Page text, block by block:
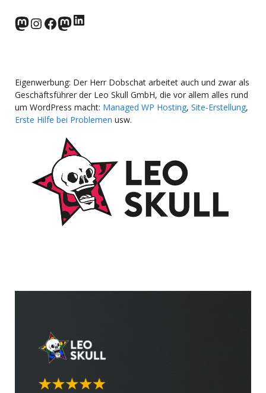
norden.social
Instagram
Facebook
wp-punks.social
LinkedIn
Eigenwerbung: Der Herr Dobschat arbeitet auch und zwar als
Geschäftsführer der Leo Skull GmbH, die vor allem alles rund
um WordPress macht: Managed WP Hosting, Site-Erstellung,
Erste Hilfe bei Problemen usw.